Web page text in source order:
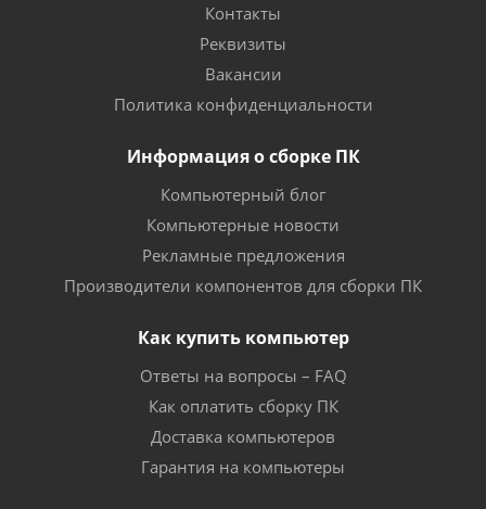
Контакты
Реквизиты
Вакансии
Политика конфиденциальности
Информация о сборке ПК
Компьютерный блог
Компьютерные новости
Рекламные предложения
Производители компонентов для сборки ПК
Как купить компьютер
Ответы на вопросы – FAQ
Как оплатить сборку ПК
Доставка компьютеров
Гарантия на компьютеры